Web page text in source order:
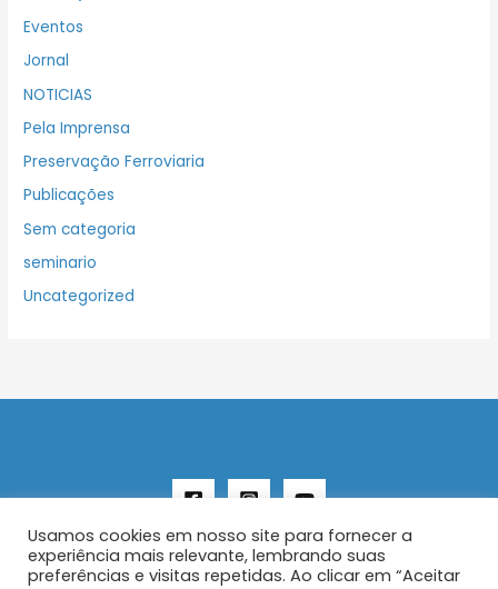
Eventos
Jornal
NOTICIAS
Pela Imprensa
Preservação Ferroviaria
Publicações
Sem categoria
seminario
Uncategorized
Usamos cookies em nosso site para fornecer a
experiência mais relevante, lembrando suas
preferências e visitas repetidas. Ao clicar em “Aceitar